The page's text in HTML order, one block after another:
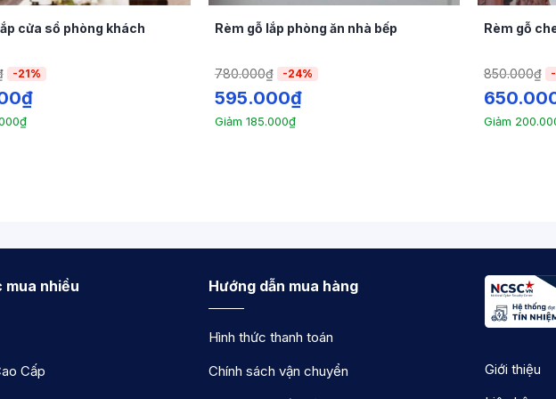
đại tại remxinh.net
không mùi, thân thiện với môi trường
chất lượng và độ bền mà còn về tính thân thiện với môi trường. Sản xuất
cửa sổ phòng khách
-21%
₫
₫
Rèm gỗ lắp phòng ăn nhà bếp
780.000₫ -24%
595.000₫
Giảm 185.000₫
Rèm gỗ
850.000₫
Giảm
mua nhiều
Cấp
Hướng dẫn mua hàng
Hình thức thanh toán
Chính sách vận chuyển
Giới thiệu